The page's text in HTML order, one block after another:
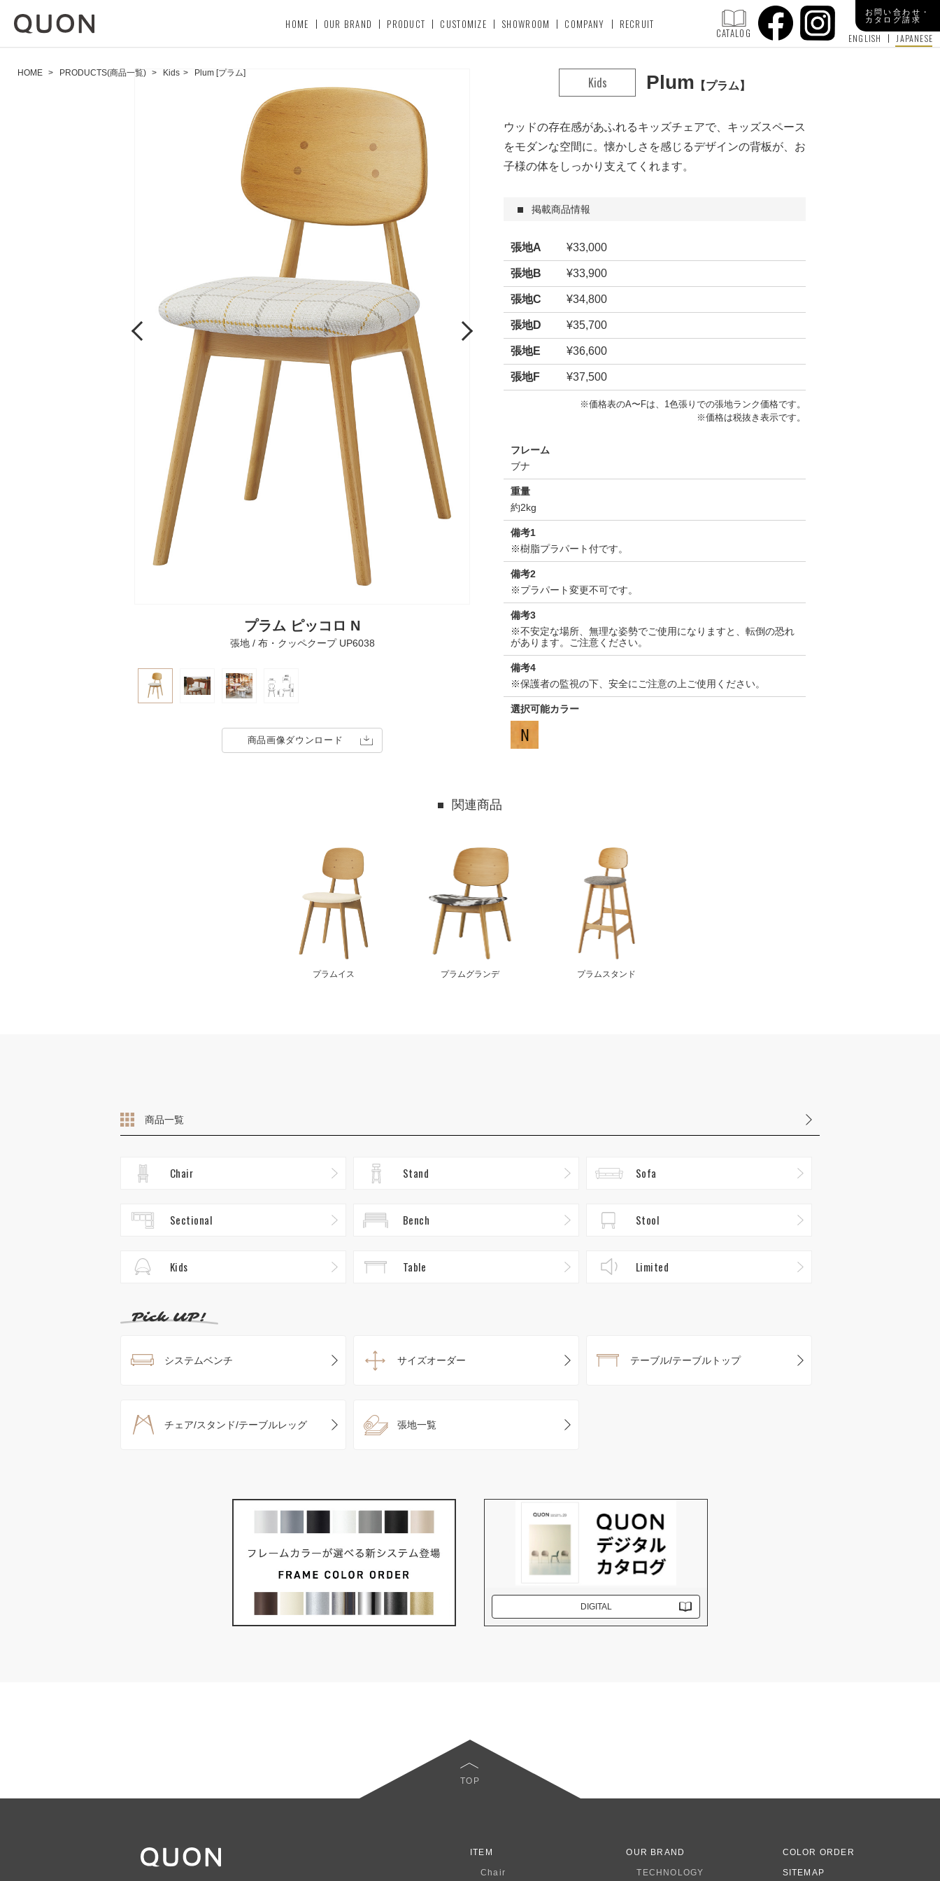
CATALOG
HOME OUR BRAND PRODUCT CUSTOMIZE SHOWROOM COMPANY RECRUIT
ENGLISH JAPANESE
お問い合わせ・
カタログ請求
HOME > PRODUCTS(商品一覧) > Kids > Plum [プラム]
Previous
プラム ピッコロ N
張地 / 布・クッペクープ UP6038
Next
商品画像ダウンロード
Kids Plum プラム
ウッドの存在感があふれるキッズチェアで、キッズスペース
をモダンな空間に。懐かしさを感じるデザインの背板が、お
子様の体をしっかり支えてくれます。
掲載商品情報
張地A ¥33,000
張地B ¥33,900
張地C ¥34,800
張地D ¥35,700
張地E ¥36,600
張地F ¥37,500
※価格表のA〜Fは、1色張りでの張地ランク価格です。
※価格は税抜き表示です。
フレーム
ブナ
重量
約2kg
備考1
※樹脂プラパート付です。
備考2
※プラパート変更不可です。
備考3
※不安定な場所、無理な姿勢でご使用になりますと、転倒の恐れ
があります。ご注意ください。
備考4
※保護者の監視の下、安全にご注意の上ご使用ください。
選択可能カラー
関連商品
プラムイス プラムグランデ プラムスタンド
商品一覧
Chair Stand Sofa
Sectional Bench Stool
Kids Table Limited
システムベンチ サイズオーダー テーブル/テーブルトップ
チェア/スタンド/テーブルレッグ 張地一覧
DIGITAL
TOP
ITEM
Chair
OUR BRAND
TECHNOLOGY
COLOR ORDER
SITEMAP